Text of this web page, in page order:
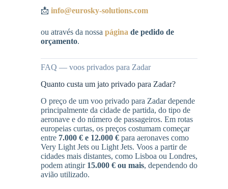
📩 info@eurosky-solutions.com
ou através da nossa página de pedido de
orçamento.
FAQ — voos privados para Zadar
Quanto custa um jato privado para Zadar?
O preço de um voo privado para Zadar depende
principalmente da cidade de partida, do tipo de
aeronave e do número de passageiros. Em rotas
europeias curtas, os preços costumam começar
entre 7.000 € e 12.000 € para aeronaves como
Very Light Jets ou Light Jets. Voos a partir de
cidades mais distantes, como Lisboa ou Londres,
podem atingir 15.000 € ou mais, dependendo do
avião utilizado.